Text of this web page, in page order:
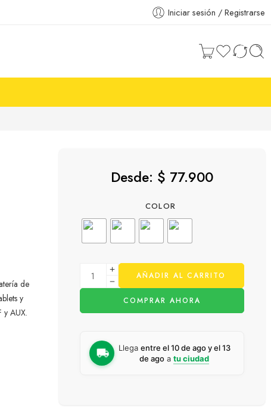
Iniciar sesión / Registrarse
de
y
y AUX.
Desde: $ 77.900
COLOR
AÑADIR AL CARRITO
COMPRAR AHORA
Llega entre el 10 de ago y el 13
de ago atu ciudad